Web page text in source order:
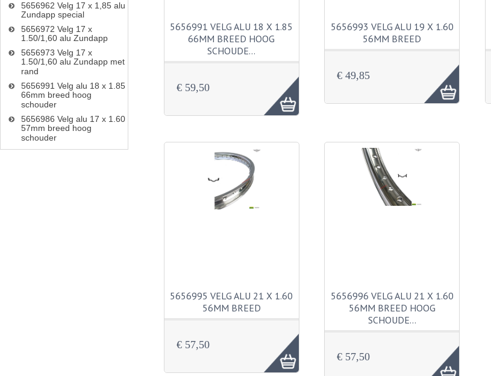
5656991 VELG ALU 18 X 1.85
66MM BREED HOOG
SCHOUDE…
€ 59,50
5656993 VELG ALU 19 X 1.60
56MM BREED
€ 49,85
5656995 VELG ALU 21 X 1.60
56MM BREED
€ 57,50
5656996 VELG ALU 21 X 1.60
56MM BREED HOOG
SCHOUDE…
€ 57,50
5656962 Velg 17 x 1,85 alu
Zundapp special
5656972 Velg 17 x
1.50/1,60 alu Zundapp
5656973 Velg 17 x
1.50/1,60 alu Zundapp met
rand
5656991 Velg alu 18 x 1.85
66mm breed hoog
schouder
5656986 Velg alu 17 x 1.60
57mm breed hoog
schouder